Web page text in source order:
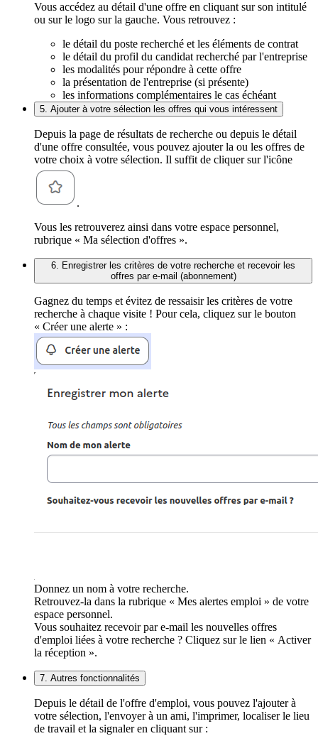
Vous accédez au détail d'une offre en cliquant sur son intitulé
ou sur le logo sur la gauche. Vous retrouvez :
le détail du poste recherché et les éléments de contrat
le détail du profil du candidat recherché par l'entreprise
les modalités pour répondre à cette offre
la présentation de l'entreprise (si présente)
les informations complémentaires le cas échéant
5. Ajouter à votre sélection les offres qui vous intéressent
Depuis la page de résultats de recherche ou depuis le détail
d'une offre consultée, vous pouvez ajouter la ou les offres de
votre choix à votre sélection. Il suffit de cliquer sur l'icône
.
Vous les retrouverez ainsi dans votre espace personnel,
rubrique « Ma sélection d'offres ».
6. Enregistrer les critères de votre recherche et recevoir les
offres par e-mail (abonnement)
Gagnez du temps et évitez de ressaisir les critères de votre
recherche à chaque visite ! Pour cela, cliquez sur le bouton
« Créer une alerte » :
Donnez un nom à votre recherche.
Retrouvez-la dans la rubrique « Mes alertes emploi » de votre
espace personnel.
Vous souhaitez recevoir par e-mail les nouvelles offres
d'emploi liées à votre recherche ? Cliquez sur le lien « Activer
la réception ».
7. Autres fonctionnalités
Depuis le détail de l'offre d'emploi, vous pouvez l'ajouter à
votre sélection, l'envoyer à un ami, l'imprimer, localiser le lieu
de travail et la signaler en cliquant sur :